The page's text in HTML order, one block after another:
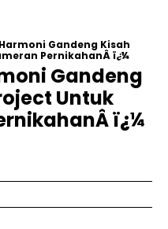
Harmoni Gandeng Kisah
PernikahanÂ ï¿¼
Gandeng
Untuk
ï¿¼